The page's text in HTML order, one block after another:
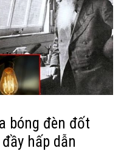
bóng đèn đốt
hấp dẫn